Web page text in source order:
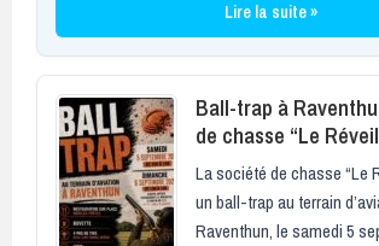
Lire la suite »
Ball-trap à
de chasse “Le
La société de chasse “Le
un ball-trap au terrain
Raventhun, le samedi 5